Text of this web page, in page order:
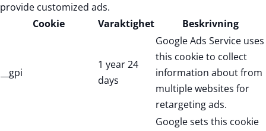
provide customized ads.
Cookie
Varaktighet Beskrivning
__gpi
1 year 24
days
Google Ads Service uses
this cookie to collect
information about from
multiple websites for
retargeting ads.
Google sets this cookie